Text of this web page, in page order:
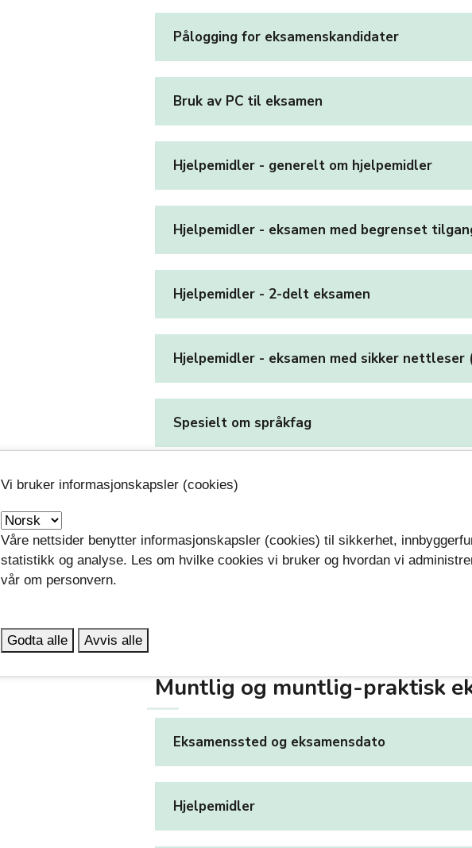
Pålogging for eksamenskandidater
Bruk av PC til eksamen
Hjelpemidler - generelt om hjelpemidler
Hjelpemidler - eksamen med begrenset
Hjelpemidler - 2-delt eksamen
Hjelpemidler - eksamen med sikker nettleser
Spesielt om språkfag
Hodetelefoner
Juks på eksamen
Muntlig og muntlig-praktisk
Eksamenssted og eksamensdato
Hjelpemidler
Vi bruker informasjonskapsler (cookies)
Våre nettsider benytter informasjonskapsler (cookies) til sikkerhet,
statistikk og analyse. Les om hvilke cookies vi bruker og hvordan vi
vår om personvern.
Godta alle Avvis alle